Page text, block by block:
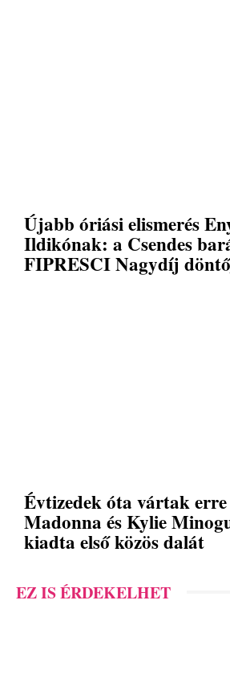
Újabb óriási elismerés
Ildikónak: a Csendes
FIPRESCI Nagydíj
Évtizedek óta vártak
Madonna és Kylie
kiadta első közös dalát
EZ IS ÉRDEKELHET